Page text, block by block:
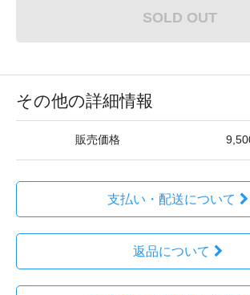
SOLD OUT
その他の詳細情報
販売価格
支払い・配送について
返品について